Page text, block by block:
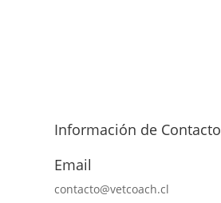
Información de Contacto
Email
contacto@vetcoach.cl